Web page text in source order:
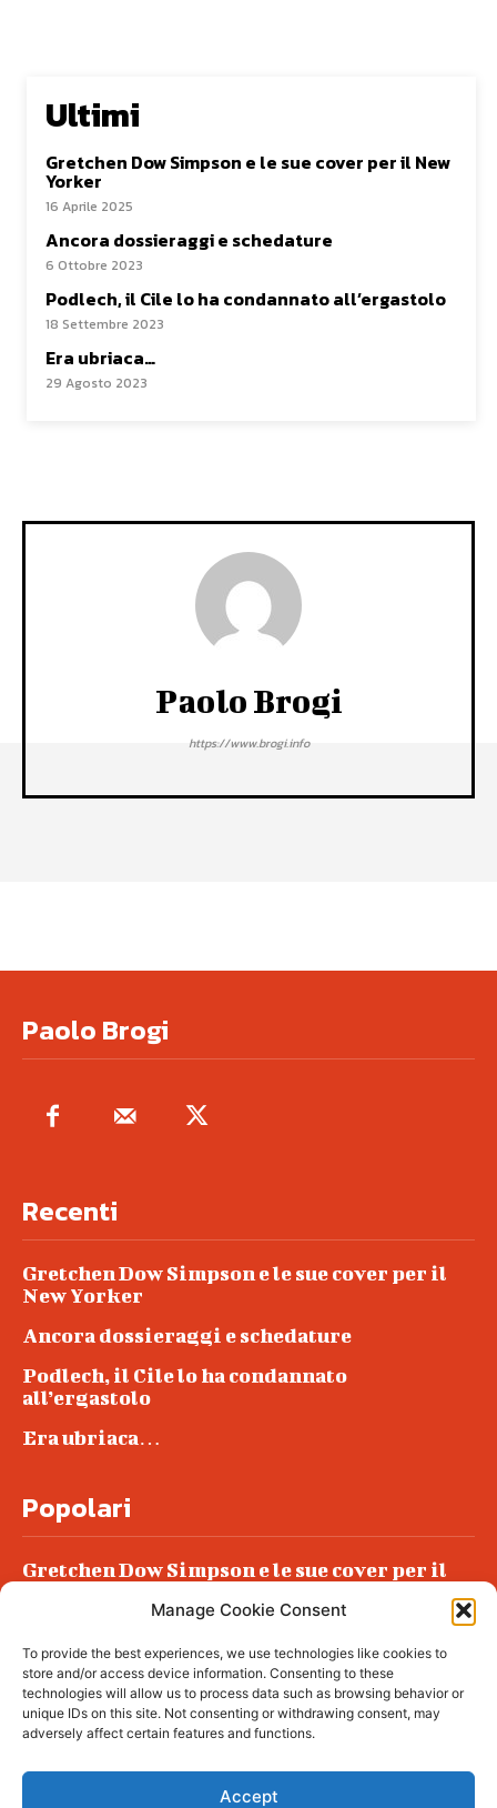
Manage Cookie Consent
To provide the best experiences, we use technologies like cookies to
store and/or access device information. Consenting to these
technologies will allow us to process data such as browsing behavior or
unique IDs on this site. Not consenting or withdrawing consent, may
adversely affect certain features and functions.
Accept
Ultimi
Gretchen Dow Simpson e le sue cover per il New
Yorker
16 Aprile 2025
Ancora dossieraggi e schedature
6 Ottobre 2023
Podlech, il Cile lo ha condannato all’ergastolo
18 Settembre 2023
Era ubriaca…
29 Agosto 2023
Paolo Brogi
https://www.brogi.info
Paolo Brogi
Recenti
Gretchen Dow Simpson e le sue cover per il
New Yorker
Ancora dossieraggi e schedature
Podlech, il Cile lo ha condannato
all’ergastolo
Era ubriaca…
Popolari
Gretchen Dow Simpson e le sue cover per il
Podlech, il Cile lo ha condannato
all’ergastolo
Era ubriaca…